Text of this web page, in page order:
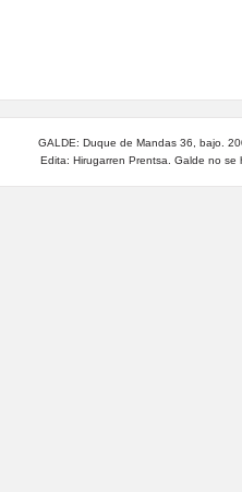
GALDE: Duque de Mandas 36, bajo.
Edita: Hirugarren Prentsa. Galde no